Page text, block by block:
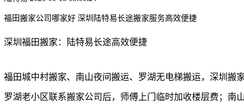
福田搬家公司哪家好 深圳陆特易长途搬家服务高效便捷
深圳福田搬家：陆特易长途高效便捷
福田城中村搬家、南山夜间搬运、罗湖无电梯搬运，深圳
罗湖老小区联系搬家公司后，师傅上门临时加收楼层费；南